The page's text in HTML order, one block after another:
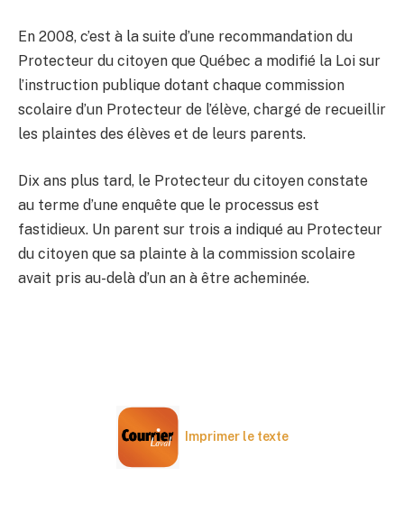
En 2008, c’est à la suite d’une recommandation du
Protecteur du citoyen que Québec a modifié la Loi sur
l’instruction publique dotant chaque commission
scolaire d’un Protecteur de l’élève, chargé de recueillir
les plaintes des élèves et de leurs parents.
Dix ans plus tard, le Protecteur du citoyen constate
au terme d’une enquête que le processus est
fastidieux. Un parent sur trois a indiqué au Protecteur
du citoyen que sa plainte à la commission scolaire
avait pris au-delà d’un an à être acheminée.
Imprimer le texte